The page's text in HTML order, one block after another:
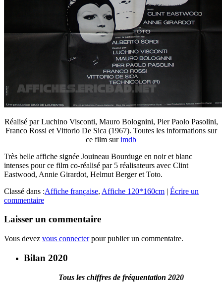
Réalisé par Luchino Visconti, Mauro Bolognini, Pier Paolo Pasolini,
Franco Rossi et Vittorio De Sica (1967). Toutes les informations sur
ce film surimdb
Très belle affiche signée Jouineau Bourduge en noir et blanc
intenses pour ce film co-réalisé par 5 réalisateurs avec Clint
Eastwood, Annie Girardot, Helmut Berger et Toto.
Classé dans :Affiche française, Affiche 120*160cm | Écrire un
commentaire
Laisser un commentaire
Vous devez vous connecterpour publier un commentaire.
Bilan 2020
Tous les chiffres de fréquentation 2020